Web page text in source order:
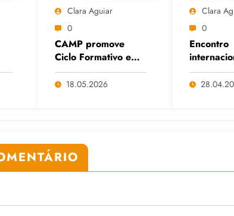
Clara Aguiar
0
CAMP promove
Ciclo Formativo em
Cuidados Digitais
diante do avanço
18.05.2026
Clara
0
Encontro
Cafés
Freire